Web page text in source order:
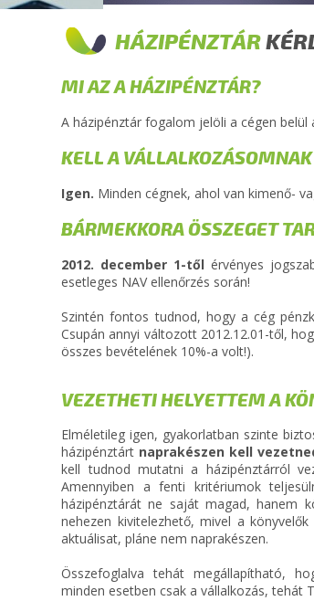
HÁZIPÉNZTÁR
MI AZ A HÁZIPÉNZTÁR?
A házipénztár fogalom jelöli a cégen belül
KELL A
Igen. Minden cégnek, ahol van kimenő-
BÁRMEKKORA ÖSSZEGET
2012. december 1-től érvényes
esetleges NAV ellenőrzés során!
Szintén fontos tudnod, hogy a cég
Csupán annyi változott 2012.12.01-től,
összes bevételének 10%-a volt!).
VEZETHETI HELYETTEM A
Elméletileg igen, gyakorlatban szinte
házipénztárt naprakészen kell
kell tudnod mutatni a házipénztárról
Amennyiben a fenti kritériumok
házipénztárát ne saját magad, hanem
nehezen kivitelezhető, mivel a
aktuálisat, pláne nem naprakészen.
Összefoglalva tehát megállapítható,
minden esetben csak a vállalkozás, tehát